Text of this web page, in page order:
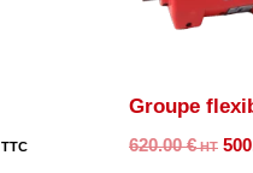
Groupe
620.00€
Le